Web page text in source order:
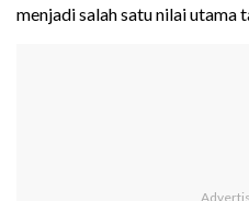
menjadi salah satu nilai